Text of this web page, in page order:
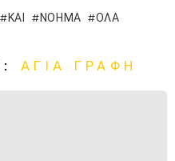
ΚΑΙ ΝΌΗΜΑ
ΌΛΑ
ΑΓΙΑ ΓΡΑΦΗ